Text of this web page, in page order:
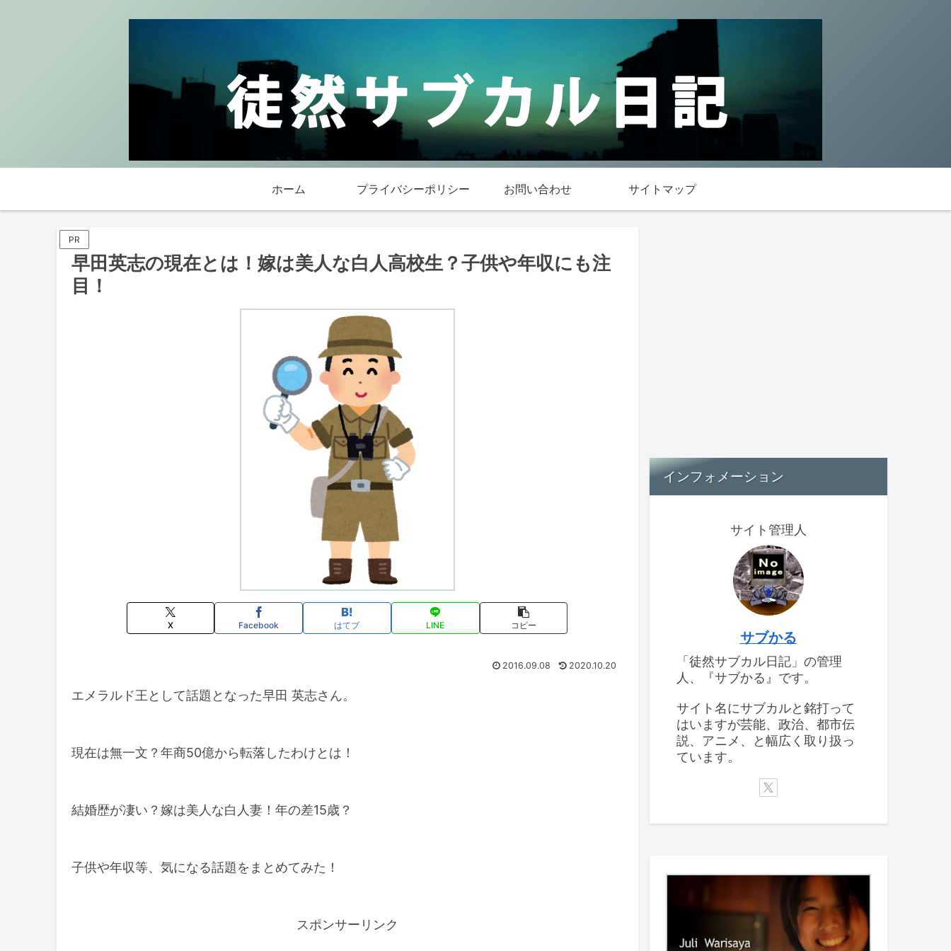
ホーム プライバシーポリシー お問い合わせ サイトマップ
PR
早田英志の現在とは！嫁は美人な白人高校生？子供や年収にも注
目！
X Facebook はてブ LINE コピー
2016.09.08 2020.10.20
エメラルド王として話題となった早田 英志さん。
現在は無一文？年商50億から転落したわけとは！
結婚歴が凄い？嫁は美人な白人妻！年の差15歳？
子供や年収等、気になる話題をまとめてみた！
スポンサーリンク
インフォメーション
サイト管理人
サブかる
「徒然サブカル日記」の管理
人、『サブかる』です。
サイト名にサブカルと銘打って
はいますが芸能、政治、都市伝
説、アニメ、と幅広く取り扱っ
ています。